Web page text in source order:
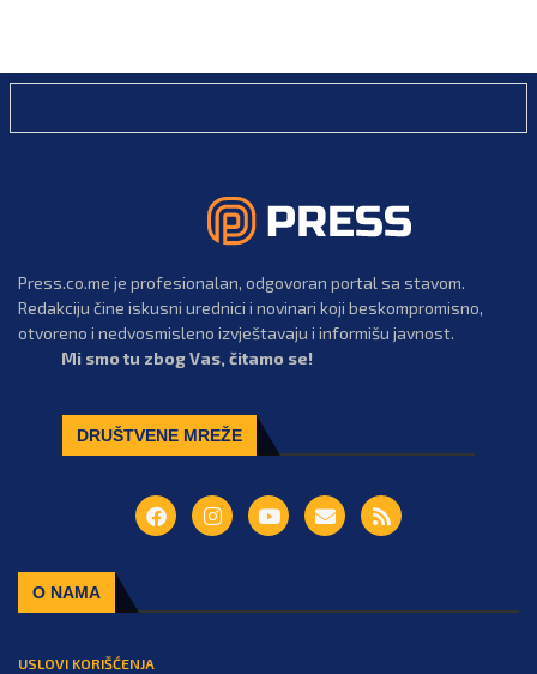
Press.co.me je profesionalan, odgovoran portal sa stavom.
Redakciju čine iskusni urednici i novinari koji beskompromisno,
otvoreno i nedvosmisleno izvještavaju i informišu javnost.
Mi smo tu zbog Vas, čitamo se!
DRUŠTVENE MREŽE
O NAMA
USLOVI KORIŠĆENJA